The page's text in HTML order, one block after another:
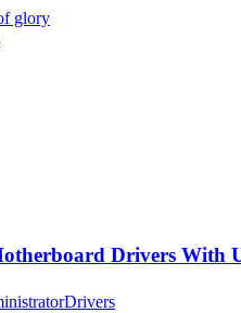
Drivers With
Drivers